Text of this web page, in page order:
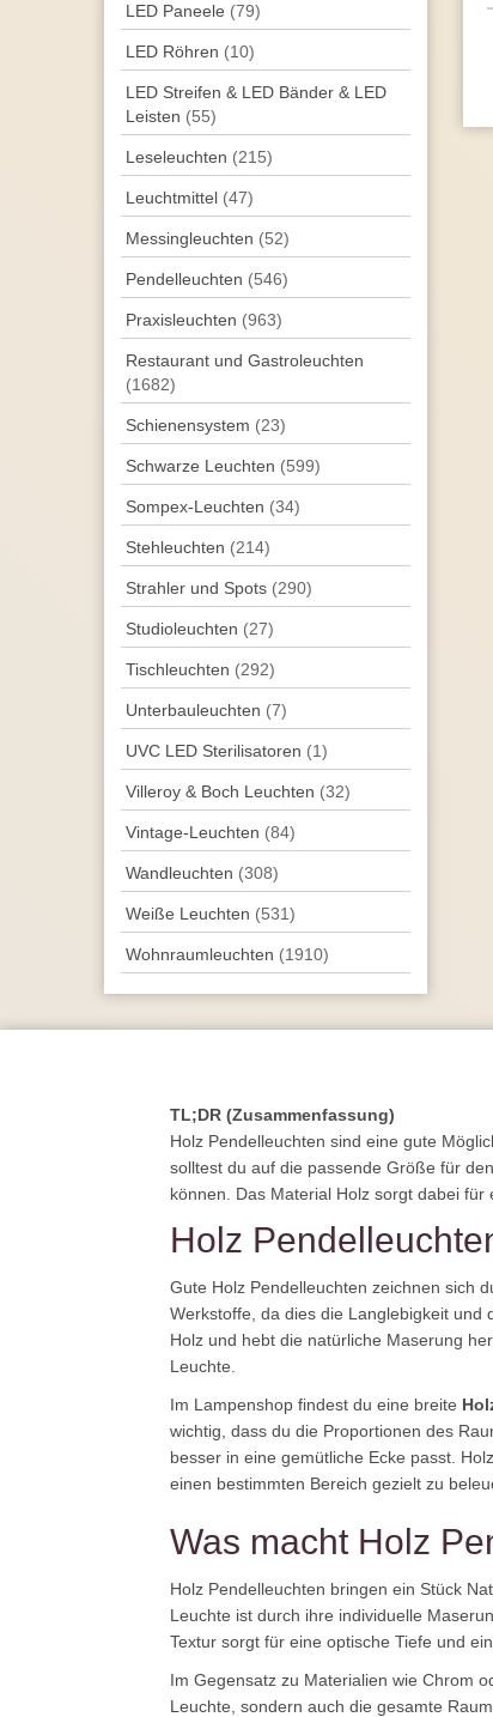
LED Paneele (79)
LED Röhren (10)
LED Streifen & LED Bänder & LED
Leisten (55)
Leseleuchten (215)
Leuchtmittel (47)
Messingleuchten (52)
Pendel­leuchten (546)
Praxisleuchten (963)
Restaurant und Gastroleuchten
(1682)
Schienensystem (23)
Schwarze Leuchten (599)
Sompex-Leuchten (34)
Stehleuchten (214)
Strahler und Spots (290)
Studioleuchten (27)
Tisch­leuchten (292)
Unterbau­leuchten (7)
UVC LED Sterilisatoren (1)
Villeroy & Boch Leuchten (32)
Vintage-Leuchten (84)
Wand­leuchten (308)
Weiße Leuchten (531)
Wohnraum­leuchten (1910)
TL;DR (Zusammenfassung)
Holz Pendelleuchten sind eine gute
solltest du auf die passende Größe für
können. Das Material Holz sorgt dabei
Holz
Gute Holz Pendelleuchten zeichnen sich
Werkstoffe, da dies die Langlebigkeit und
Holz und hebt die natürliche Maserung
Leuchte.
Im Lampenshop findest du eine breite
wichtig, dass du die Proportionen des
besser in eine gemütliche Ecke passt.
einen bestimmten Bereich gezielt zu
Was macht Holz
Holz Pendelleuchten bringen ein Stück
Leuchte ist durch ihre individuelle
Textur sorgt für eine optische Tiefe und
Im Gegensatz zu Materialien wie Chrom
Leuchte, sondern auch die gesamte